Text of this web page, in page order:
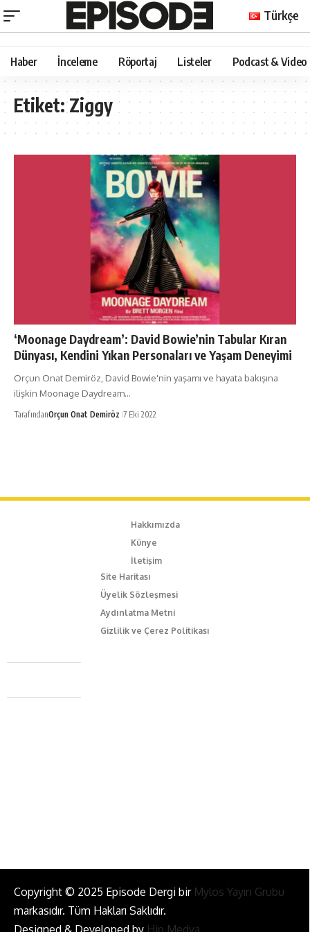
Türkçe
Haber İnceleme Röportaj Listeler Podcast & Video
Etiket:Ziggy
‘Moonage Daydream’: David Bowie’nin Tabular Kıran
Dünyası, Kendini Yıkan Personaları ve Yaşam Deneyimi
Orçun Onat Demiröz, David Bowie'nin yaşamı ve hayata bakışına
ilişkin Moonage Daydream…
TarafındanOrçun Onat Demiröz 7 Eki 2022
Hakkımızda
Künye
İletişim
Site Haritası
Üyelik Sözleşmesi
Aydınlatma Metni
Gizlilik ve Çerez Politikası
Caferağa Mah. Dr. Şakir Paşa Sok. No3/A Kadıköy İstanbul
+90 543 345 46 00
Copyright © 2025 Episode Dergi bir Mylos Yayın Grubu
markasıdır. Tüm Hakları Saklıdır.
Designed & Developed by Hip Medya